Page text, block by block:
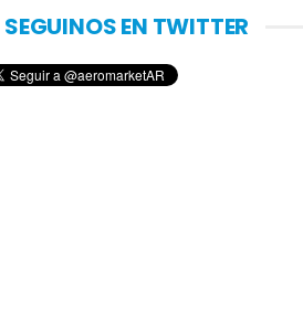
SEGUINOS EN TWITTER